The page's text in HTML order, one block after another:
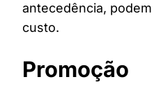
antecedência,
custo.
Promoção